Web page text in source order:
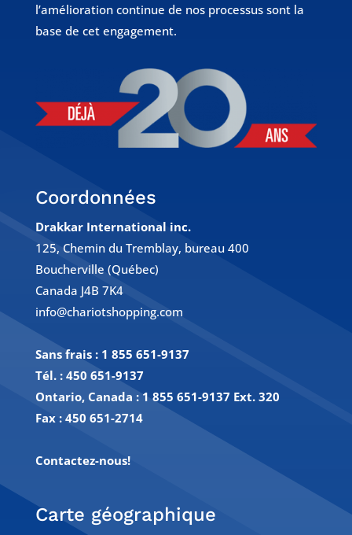
l’amélioration continue de nos processus sont la
base de cet engagement.
Coordonnées
Drakkar International inc.
125, Chemin du Tremblay, bureau 400
Boucherville (Québec)
Canada J4B 7K4
info@chariotshopping.com
Sans frais : 1 855 651-9137
Tél. : 450 651-9137
Ontario, Canada : 1 855 651-9137 Ext. 320
Fax : 450 651-2714
Contactez-nous!
Carte géographique